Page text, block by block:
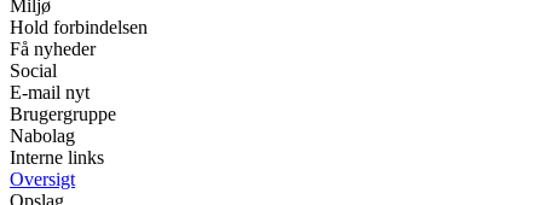
Miljø
Hold forbindelsen
Få nyheder
Social
E-mail nyt
Brugergruppe
Nabolag
Interne links
Oversigt